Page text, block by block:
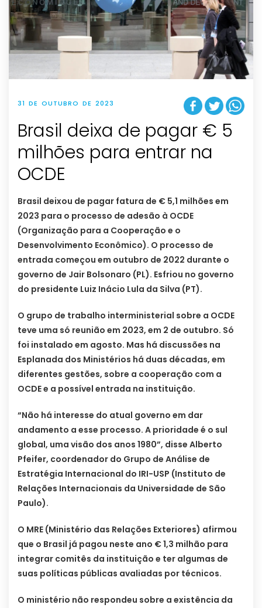
31 DE OUTUBRO DE 2023
Brasil deixa de pagar € 5
milhões para entrar na
OCDE
Brasil deixou de pagar fatura de € 5,1 milhões em
2023 para o processo de adesão à OCDE
(Organização para a Cooperação e o
Desenvolvimento Econômico). O processo de
entrada começou em outubro de 2022 durante o
governo de Jair Bolsonaro (PL). Esfriou no governo
do presidente Luiz Inácio Lula da Silva (PT).
O grupo de trabalho interministerial sobre a OCDE
teve uma só reunião em 2023, em 2 de outubro. Só
foi instalado em agosto. Mas há discussões na
Esplanada dos Ministérios há duas décadas, em
diferentes gestões, sobre a cooperação com a
OCDE e a possível entrada na instituição.
“Não há interesse do atual governo em dar
andamento a esse processo. A prioridade é o sul
global, uma visão dos anos 1980”, disse Alberto
Pfeifer, coordenador do Grupo de Análise de
Estratégia Internacional do IRI-USP (Instituto de
Relações Internacionais da Universidade de São
Paulo).
O MRE (Ministério das Relações Exteriores) afirmou
que o Brasil já pagou neste ano € 1,3 milhão para
integrar comitês da instituição e ter algumas de
suas políticas públicas avaliadas por técnicos.
O ministério não respondeu sobre a existência da